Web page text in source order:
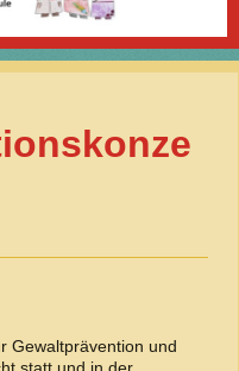
Gewaltprävention und